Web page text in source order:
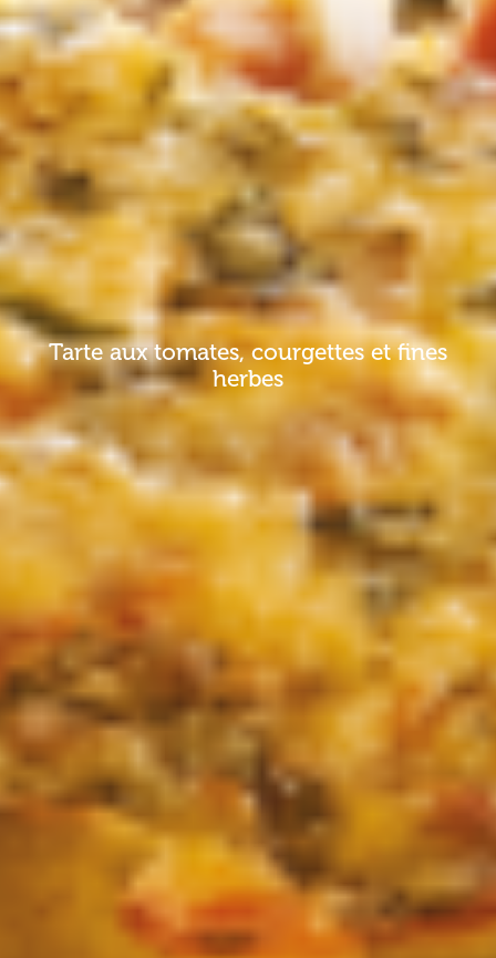
Tarte aux tomates, courgettes et fines
herbes